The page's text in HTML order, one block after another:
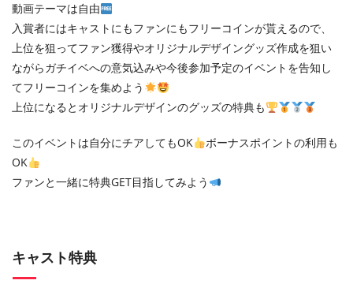
動画テーマは自由
入賞者にはキャストにもファンにもフリーコインが貰えるので、
上位を狙ってファン獲得やオリジナルデザイングッズ作成を狙い
ながらガチイベへの意気込みや今後参加予定のイベントを告知し
てフリーコインを集めよう
上位になるとオリジナルデザインのグッズの特典も
このイベントは自分にチアしてもOK
ボーナスポイントの利用も
OK
ファンと一緒に特典GET目指してみよう
キャスト特典